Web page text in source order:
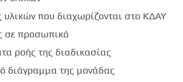
υλικών που διαχωρίζονται στο ΚΔΑΥ
σε προσωπικό
ροής της διαδικασίας
διάγραμμα της μονάδας